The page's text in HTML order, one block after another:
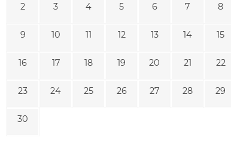
2 3 4 5 6 7 8
9 10 11 12 13 14 15
16 17 18 19 20 21 22
23 24 25 26 27 28 29
30